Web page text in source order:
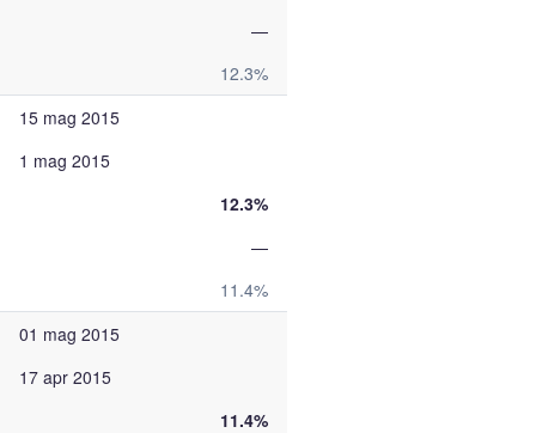
—
12.3%
15 mag 2015
1 mag 2015
12.3%
—
11.4%
01 mag 2015
17 apr 2015
11.4%